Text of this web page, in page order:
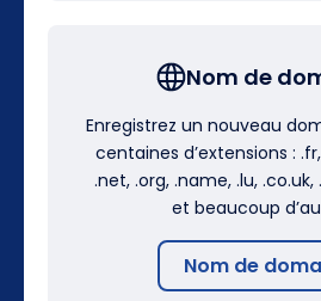
Nom de
Enregistrez un nouveau
centaines d’extensions :
.net, .org, .name, .lu, .co.uk,
et beaucoup
Nom de